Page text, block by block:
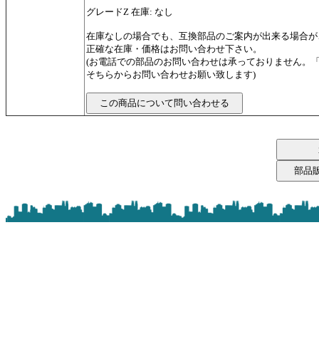
グレードZ 在庫: なし
在庫なしの場合でも、互換部品のご案内が出来る場合
正確な在庫・価格はお問い合わせ下さい。
(お電話での部品のお問い合わせは承っておりません。
そちらからお問い合わせお願い致します)